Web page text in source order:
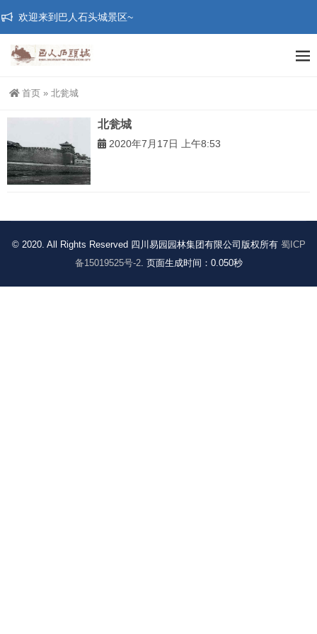
欢迎来到巴人石头城景区~
首页 » 北瓮城
北瓮城
2020年7月17日 上午8:53
© 2020. All Rights Reserved 四川易园园林集团有限公司版权所有 蜀ICP
备15019525号-2. 页面生成时间：0.050秒